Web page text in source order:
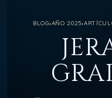
BLOG›AÑO 2025›